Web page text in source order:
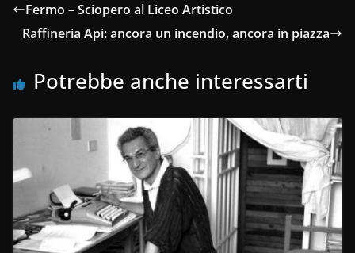
Fermo – Sciopero al Liceo Artistico
Raffineria Api: ancora un incendio, ancora in piazza
Potrebbe anche interessarti